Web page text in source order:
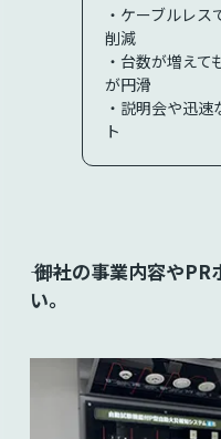
・ケーブルレ
削減
・台数が増え
が円滑
・説明会や迅
ト
⸺ 御社の事業内容や
い。